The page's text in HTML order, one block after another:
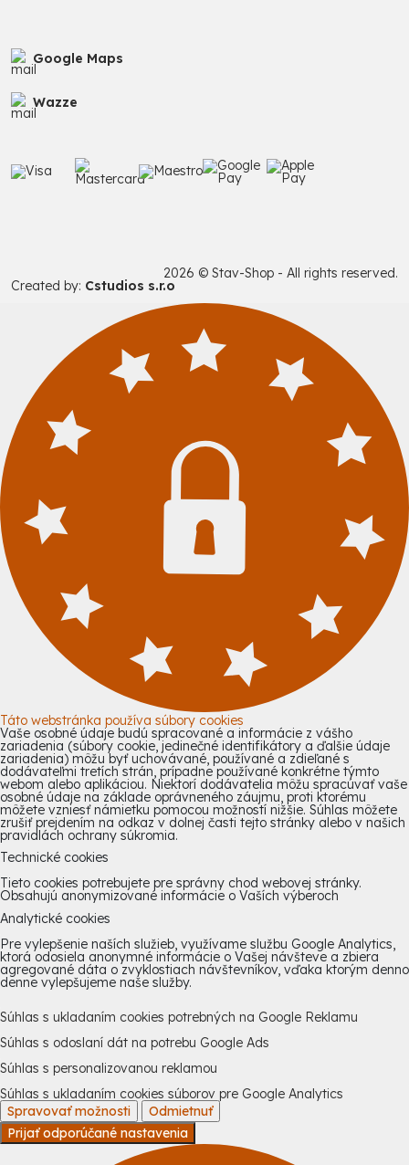
Google Maps
Wazze
2026 © Stav-Shop - All rights reserved.
Created by: Cstudios s.r.o
Táto webstránka používa súbory cookies
Vaše osobné údaje budú spracované a informácie z vášho
zariadenia (súbory cookie, jedinečné identifikátory a ďalšie údaje
zariadenia) môžu byť uchovávané, používané a zdieľané s
dodávateľmi tretích strán, prípadne používané konkrétne týmto
webom alebo aplikáciou. Niektorí dodávatelia môžu spracúvať vaše
osobné údaje na základe oprávneného záujmu, proti ktorému
môžete vzniesť námietku pomocou možností nižšie. Súhlas môžete
zrušiť prejdením na odkaz v dolnej časti tejto stránky alebo v našich
pravidlách ochrany súkromia.
Technické cookies
Tieto cookies potrebujete pre správny chod webovej stránky.
Obsahujú anonymizované informácie o Vaších výberoch
Analytické cookies
Pre vylepšenie naších služieb, využívame službu Google Analytics,
ktorá odosiela anonymné informácie o Vašej návšteve a zbiera
agregované dáta o zvyklostiach návštevníkov, vďaka ktorým denno
denne vylepšujeme naše služby.
Súhlas s ukladaním cookies potrebných na Google Reklamu
Súhlas s odoslaní dát na potrebu Google Ads
Súhlas s personalizovanou reklamou
Súhlas s ukladaním cookies súborov pre Google Analytics
Spravovať možnosti
Odmietnuť
Prijať odporúčané nastavenia